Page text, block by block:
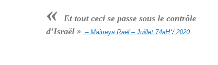
«
Et tout ceci se passe sous le contrôle
d’Israël » – Maitreya Raël – Juillet 74aH*/ 2020